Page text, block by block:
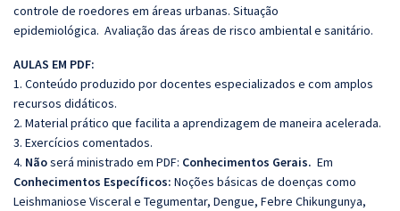
controle de roedores em áreas urbanas. Situação
epidemiológica. Avaliação das áreas de risco ambiental e sanitário.
AULAS EM PDF:
1. Conteúdo produzido por docentes especializados e com amplos
recursos didáticos.
2. Material prático que facilita a aprendizagem de maneira acelerada.
3. Exercícios comentados.
4. Nãoserá ministrado em PDF: Conhecimentos Gerais. Em
Conhecimentos Específicos: Noções básicas de doenças como
Leishmaniose Visceral e Tegumentar, Dengue, Febre Chikungunya,